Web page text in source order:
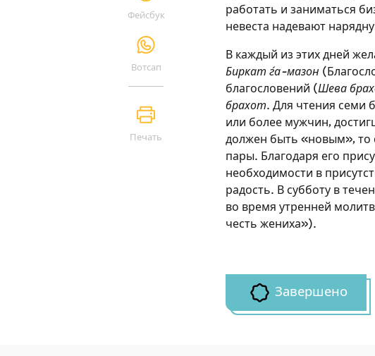
Фейсбук
Вотсап
Печать
работать и заниматься
невеста надевают
В каждый из этих дней
Биркат ѓа-мазон
благословений (Шева
брахот. Для чтения семи
или более мужчин,
должен быть «новым», то
пары. Благодаря его
необходимости в
радость. В субботу в
во время утренней
честь жениха»).
Завершено